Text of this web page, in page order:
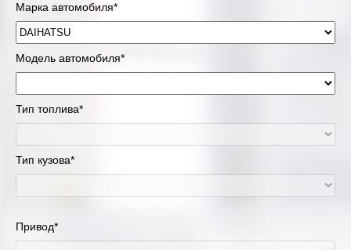
Марка автомобиля*
Модель автомобиля*
Тип топлива*
Тип кузова*
Привод*